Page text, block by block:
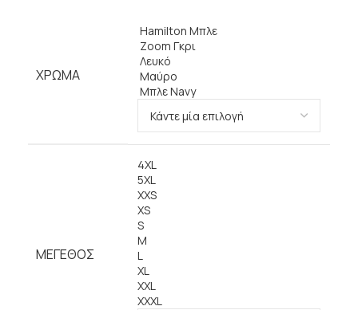
ΧΡΏΜΑ
Hamilton Μπλε
Zoom Γκρι
Λευκό
Μαύρο
Μπλε Navy
ΜΈΓΕΘΟΣ
4XL
5XL
XXS
XS
S
M
L
XL
XXL
XXXL